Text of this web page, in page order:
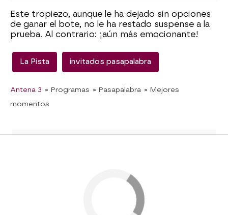
Este tropiezo, aunque le ha dejado sin opciones
de ganar el bote, no le ha restado suspense a la
prueba. Al contrario: ¡aún más emocionante!
La Pista invitados pasapalabra
Antena 3 » Programas » Pasapalabra » Mejores
momentos